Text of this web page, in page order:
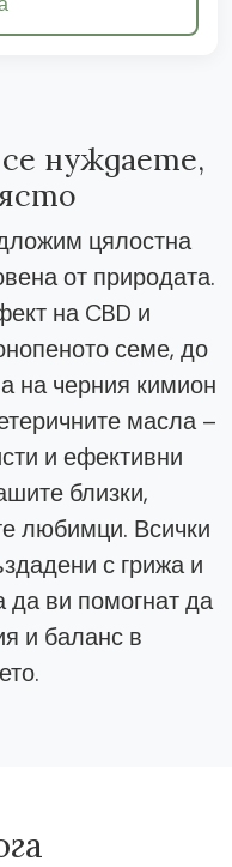
нуждаете,
цялостна
от природата.
на CBD и
семе, до
на черния кимион
масла –
и ефективни
близки,
любимци. Всички
с грижа и
да ви помогнат да
и баланс в